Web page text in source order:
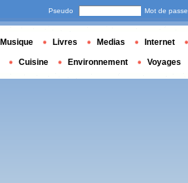
Pseudo Mot de passe
Musique Livres Medias Internet
Cuisine Environnement Voyages